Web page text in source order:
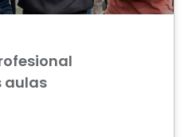
aulas